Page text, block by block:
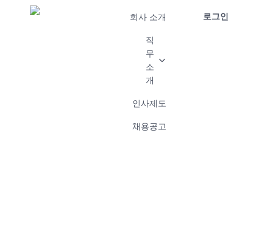
회사 소개
직
무
소
개
인사제도
채용공고
로그인